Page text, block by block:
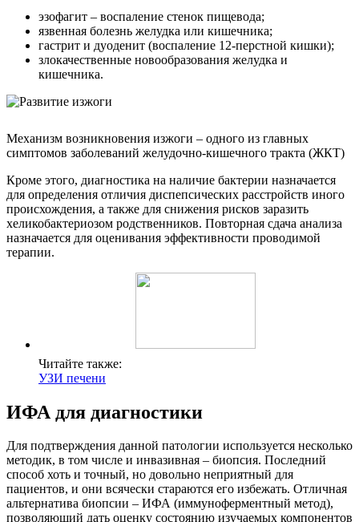
эзофагит – воспаление стенок пищевода;
язвенная болезнь желудка или кишечника;
гастрит и дуоденит (воспаление 12-перстной кишки);
злокачественные новообразования желудка и
кишечника.
Механизм возникновения изжоги – одного из главных
симптомов заболеваний желудочно-кишечного тракта (ЖКТ)
Кроме этого, диагностика на наличие бактерии назначается
для определения отличия диспепсических расстройств иного
происхождения, а также для снижения рисков заразить
хеликобактериозом родственников. Повторная сдача анализа
назначается для оценивания эффективности проводимой
терапии.
Читайте также:
УЗИ печени
ИФА для диагностики
Для подтверждения данной патологии используется несколько
методик, в том числе и инвазивная – биопсия. Последний
способ хоть и точный, но довольно неприятный для
пациентов, и они всячески стараются его избежать. Отличная
альтернатива биопсии – ИФА (иммуноферментный метод),
позволяющий дать оценку состоянию изучаемых компонентов